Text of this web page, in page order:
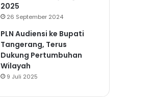
2025
26 September 2024
PLN Audiensi ke Bupati
Tangerang, Terus
Dukung Pertumbuhan
Wilayah
9 Juli 2025